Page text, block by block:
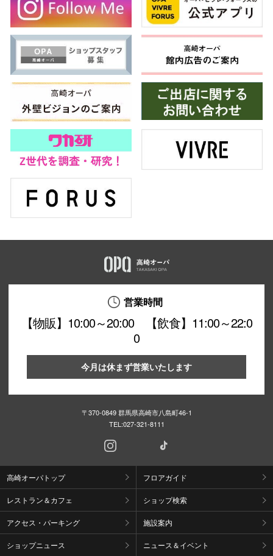
営業時間
【物販】10:00～20:00 【飲食】11:00～22:0
0
今月は休まず営業いたします
〒370-0849 群馬県高崎市八島町46-1
TEL:027-321-8111
高崎オーパトップ フロアガイド
レストラン＆カフェ ショップ検索
アクセス・パーキング 施設案内
ショップニュース ニュース＆イベント